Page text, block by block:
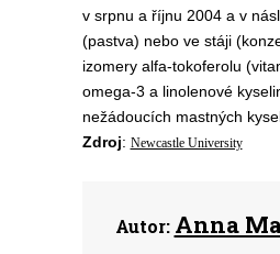
v srpnu a říjnu 2004 a v
(pastva) nebo ve stáji
izomery alfa-tokoferolu
omega-3 a linolenové
nežádoucích mastných
Zdroj: Newcastle University
Autor: Anna